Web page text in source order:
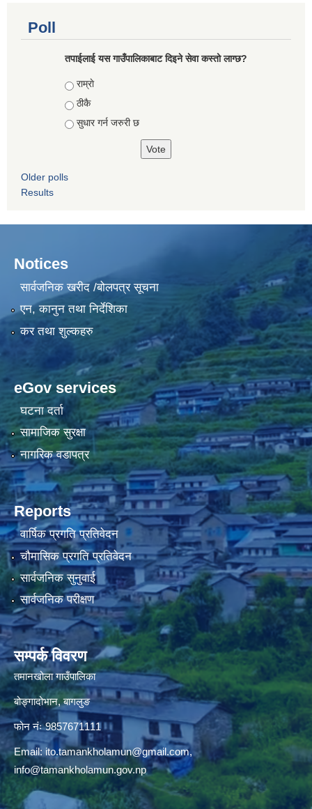
Poll
तपाईलाई यस गाउँपालिकाबाट दिइने सेवा कस्तो लाग्छ?
Choices
राम्राे
ठीकै
सुधार गर्न जरुरी छ
Older polls
Results
Notices
सार्वजनिक खरीद /बोलपत्र सूचना
एन, कानुन तथा निर्देशिका
कर तथा शुल्कहरु
eGov services
घटना दर्ता
सामाजिक सुरक्षा
नागरिक वडापत्र
Reports
वार्षिक प्रगति प्रतिवेदन
चौमासिक प्रगति प्रतिवेदन
सार्वजनिक सुनुवाई
सार्वजनिक परीक्षण
सम्पर्क विवरण
तमानखोला गाउँपालिका
बोङ्गादोभान, बागलुङ
फोन नंः 9857671111
Email: ito.tamankholamun@gmail.com,
info@tamankholamun.gov.np